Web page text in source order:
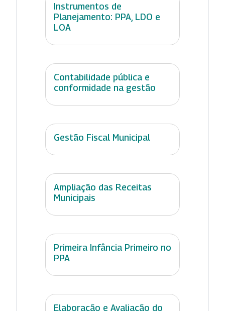
Instrumentos de
Planejamento: PPA, LDO e
LOA
Contabilidade pública e
conformidade na gestão
Gestão Fiscal Municipal
Ampliação das Receitas
Municipais
Primeira Infância Primeiro no
PPA
Elaboração e Avaliação do